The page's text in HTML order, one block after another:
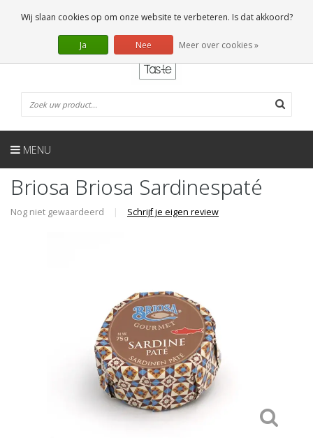
0 Artikelen
NL
MENU
Briosa Briosa Sardinespaté
Nog niet gewaardeerd | Schrijf je eigen review
Wij slaan cookies op om onze website te verbeteren. Is dat akkoord?
Ja Nee Meer over cookies »